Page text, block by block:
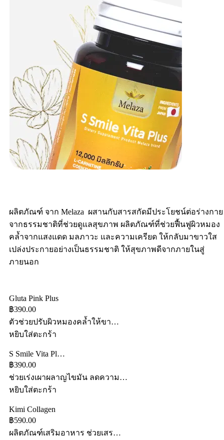
ผลิตภัณฑ์ จาก Melaza ผสานกับสารสกัดมีประโยชน์ต่อร่างกาย
จากธรรมชาติที่ช่วยดูแลสุขภาพ ผลิตภัณฑ์ที่ช่วยฟื้นฟูผิวหมอง
คล้ำจากแสงแดด มลภาวะ และความเครียด ให้กลับมาขาวใส
เปล่งประกายอย่างเป็นธรรมชาติ ให้สุขภาพดีจากภายในสู่
ภายนอก
Gluta Pink Plus
฿390.00
ตัวช่วยปรับผิวหมองคล้ำให้ขา…
หยิบใส่ตะกร้า
S Smile Vita Pl…
฿390.00
ช่วยเร่งเผาผลาญไขมัน ลดความ…
หยิบใส่ตะกร้า
Kimi Collagen
฿590.00
ผลิตภัณฑ์เสริมอาหาร ช่วยเสร…